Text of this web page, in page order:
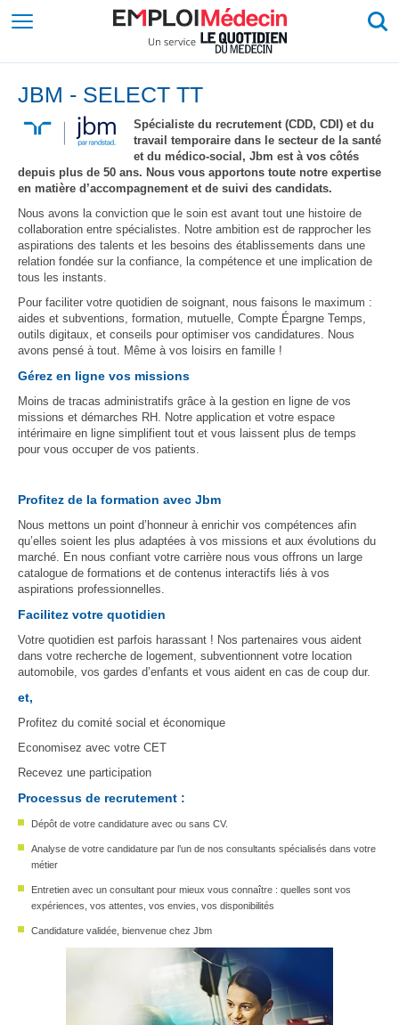
JBM - SELECT TT
Spécialiste du recrutement (CDD, CDI) et du
travail temporaire dans le secteur de la santé
et du médico-social, Jbm est à vos côtés
depuis plus de 50 ans. Nous vous apportons toute notre expertise
en matière d’accompagnement et de suivi des candidats.
Nous avons la conviction que le soin est avant tout une histoire de
collaboration entre spécialistes. Notre ambition est de rapprocher les
aspirations des talents et les besoins des établissements dans une
relation fondée sur la confiance, la compétence et une implication de
tous les instants.
Pour faciliter votre quotidien de soignant, nous faisons le maximum :
aides et subventions, formation, mutuelle, Compte Épargne Temps,
outils digitaux, et conseils pour optimiser vos candidatures. Nous
avons pensé à tout. Même à vos loisirs en famille !
Gérez en ligne vos missions
Moins de tracas administratifs grâce à la gestion en ligne de vos
missions et démarches RH. Notre application et votre espace
intérimaire en ligne simplifient tout et vous laissent plus de temps
pour vous occuper de vos patients.
Profitez de la formation avec Jbm
Nous mettons un point d’honneur à enrichir vos compétences afin
qu’elles soient les plus adaptées à vos missions et aux évolutions du
marché. En nous confiant votre carrière nous vous offrons un large
catalogue de formations et de contenus interactifs liés à vos
aspirations professionnelles.
Facilitez votre quotidien
Votre quotidien est parfois harassant ! Nos partenaires vous aident
dans votre recherche de logement, subventionnent votre location
automobile, vos gardes d’enfants et vous aident en cas de coup dur.
et,
Profitez du comité social et économique
Economisez avec votre CET
Recevez une participation
Processus de recrutement :
Dépôt de votre candidature avec ou sans CV.
Analyse de votre candidature par l’un de nos consultants spécialisés dans votre
métier
Entretien avec un consultant pour mieux vous connaître : quelles sont vos
expériences, vos attentes, vos envies, vos disponibilités
Candidature validée, bienvenue chez Jbm